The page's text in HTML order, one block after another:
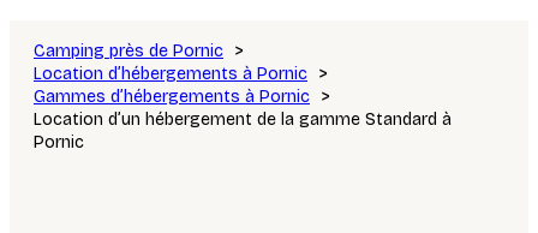
Camping près de Pornic
Location d’hébergements à Pornic
Gammes d’hébergements à Pornic
Location d’un hébergement de la gamme Standard à
Pornic